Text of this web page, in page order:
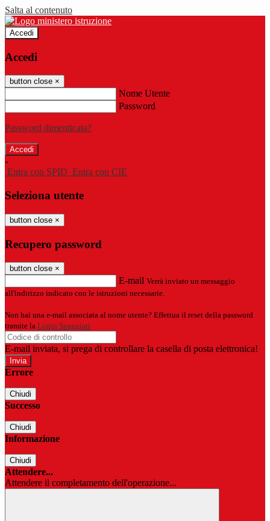
Salta al contenuto
Accedi
Accedi
button close ×
Nome Utente
Password
Password dimenticata?
-
Entra con SPID Entra con CIE
Seleziona utente
button close ×
Recupero password
button close ×
E-mail Verrà inviato un messaggio
all'indirizzo indicato con le istruzioni necessarie.
Non hai una e-mail associata al nome utente? Effettua il reset della password
tramite la Login Spaggiari
E-mail inviata, si prega di controllare la casella di posta elettronica!
Errore
Chiudi
Successo
Chiudi
Informazione
Chiudi
Attendere...
Attendere il completamento dell'operazione...